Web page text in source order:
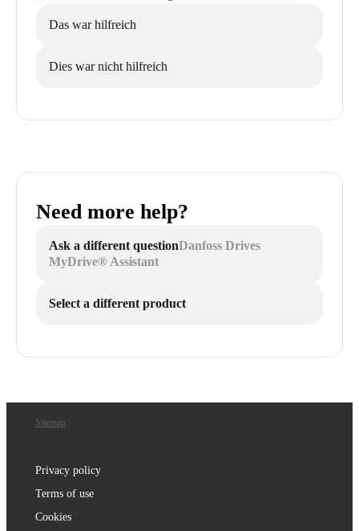
Das war hilfreich
Dies war nicht hilfreich
Need more help?
Ask a different questionDanfoss Drives
MyDrive® Assistant
Select a different product
Sitemap
Privacy policy
Terms of use
Cookies